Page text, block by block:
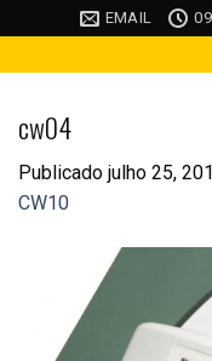
content
EMAIL
cw04
Publicado julho 25,
CW10